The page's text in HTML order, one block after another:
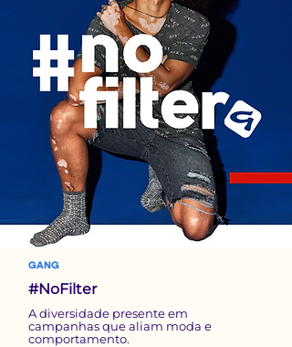
GANG
#NoFilter
A diversidade presente em
campanhas que aliam moda e
comportamento.